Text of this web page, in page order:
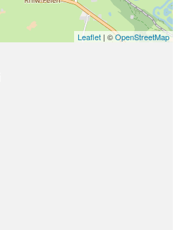
Leaflet | ©OpenStreetMap